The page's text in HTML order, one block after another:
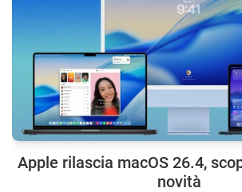
Apple rilascia macOS 26.4,
novità